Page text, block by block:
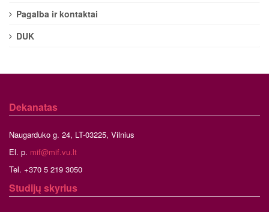
Pagalba ir kontaktai
DUK
Dekanatas
Naugarduko g. 24, LT-03225, Vilnius
El. p. mif@mif.vu.lt
Tel. +370 5 219 3050
Studijų skyrius